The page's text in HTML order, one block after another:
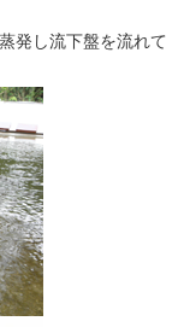
発し流下盤を流れて